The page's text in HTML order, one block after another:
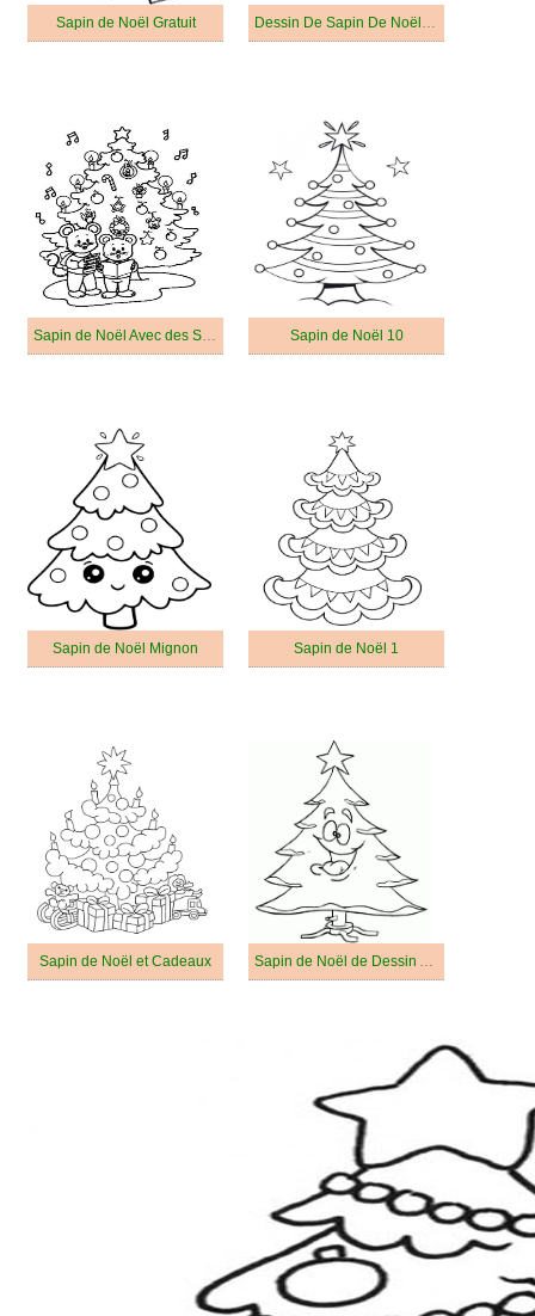
Sapin de Noël Gratuit Dessin De Sapin De Noël Gratuit
Sapin de Noël Avec des Souris Sapin de Noël 10
Sapin de Noël Mignon Sapin de Noël 1
Sapin de Noël et Cadeaux Sapin de Noël de Dessin Animé